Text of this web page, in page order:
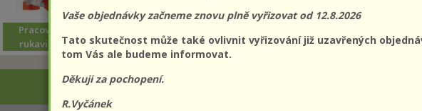
Pracovní
rukavice
oděvy
dechu
hlavy
obličeje
sluchu
Zobrazit: Nejnižší ceny
Vaše objednávky začneme znovu plně vyřizovat od 12.8.2026
Tato skutečnost může také ovlivnit vyřizování již uzavřených
tom Vás ale budeme informovat.
Děkuji za pochopení.
R.Vyčánek